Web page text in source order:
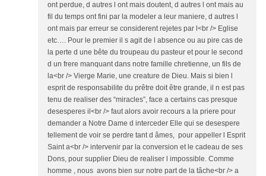
ont perdue, d autres l ont mais doutent, d autres l ont mais au
fil du temps ont fini par la modeler a leur maniere, d autres l
ont mais par erreur se considerent rejetes par l<br /> Eglise
etc…. Pour le premier il s agit de l absence ou au pire cas de
la perte d une bête du troupeau du pasteur et pour le second
d un frere manquant dans notre famille chretienne, un fils de
la<br /> Vierge Marie, une creature de Dieu. Mais si bien l
esprit de responsabilite du prêtre doit être grande, il n est pas
tenu de realiser des “miracles”, face a certains cas presque
desesperes il<br /> faut alors avoir recours a la priere pour
demander a Notre Dame d interceder Elle qui se desespere
tellement de voir se perdre tant d âmes, pour appeller l Esprit
Saint a<br /> intervenir par la conversion et le cadeau de ses
Dons, pour supplier Dieu de realiser l impossible. Comme
homme , nous avons bien sur notre part de la tâche<br /> a